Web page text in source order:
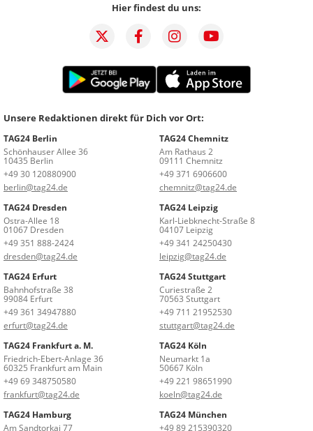
Hier findest du uns:
Unsere Redaktionen direkt für Dich vor Ort:
TAG24 Berlin
Schönhauser Allee 36
10435 Berlin
+49 30 120880900
berlin@tag24.de
TAG24 Chemnitz
Am Rathaus 2
09111 Chemnitz
+49 371 6906600
chemnitz@tag24.de
TAG24 Dresden
Ostra-Allee 18
01067 Dresden
+49 351 888-2424
dresden@tag24.de
TAG24 Leipzig
Karl-Liebknecht-Straße 8
04107 Leipzig
+49 341 24250430
leipzig@tag24.de
TAG24 Erfurt
Bahnhofstraße 38
99084 Erfurt
+49 361 34947880
erfurt@tag24.de
TAG24 Stuttgart
Curiestraße 2
70563 Stuttgart
+49 711 21952530
stuttgart@tag24.de
TAG24 Frankfurt a. M.
Friedrich-Ebert-Anlage 36
60325 Frankfurt am Main
+49 69 348750580
frankfurt@tag24.de
TAG24 Köln
Neumarkt 1a
50667 Köln
+49 221 98651990
koeln@tag24.de
TAG24 Hamburg
Am Sandtorkai 77
TAG24 München
+49 89 215390320